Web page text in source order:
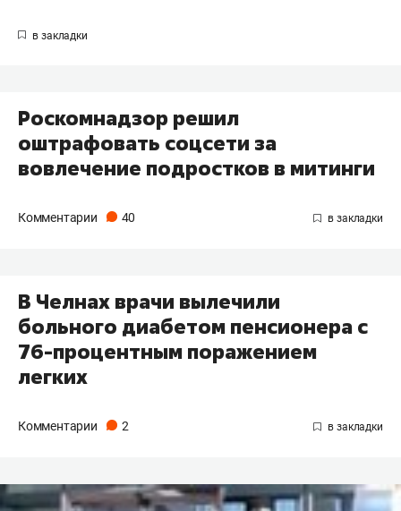
Роскомнадзор решил
оштрафовать соцсети за
вовлечение подростков в митинги
Комментарии 40
В Челнах врачи вылечили
больного диабетом пенсионера с
76-процентным поражением
легких
Комментарии 2